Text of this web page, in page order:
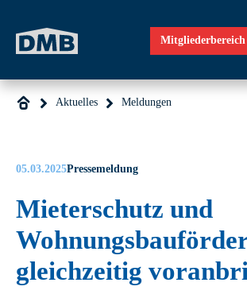
Mitgliederbereich
Aktuelles Meldungen
05.03.2025Pressemeldung
Mieterschutz und
gleichzeitig